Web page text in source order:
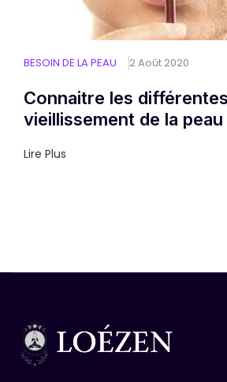
Connaitre les
vieillissement de la peau
2 Août 2020
BESOIN DE LA PEAU
Lire Plus